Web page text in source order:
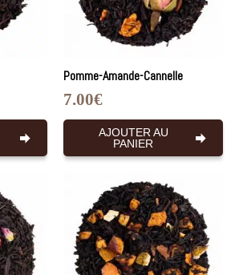
Pomme-Amande-Cannelle
7.00€
AJOUTER AU
PANIER